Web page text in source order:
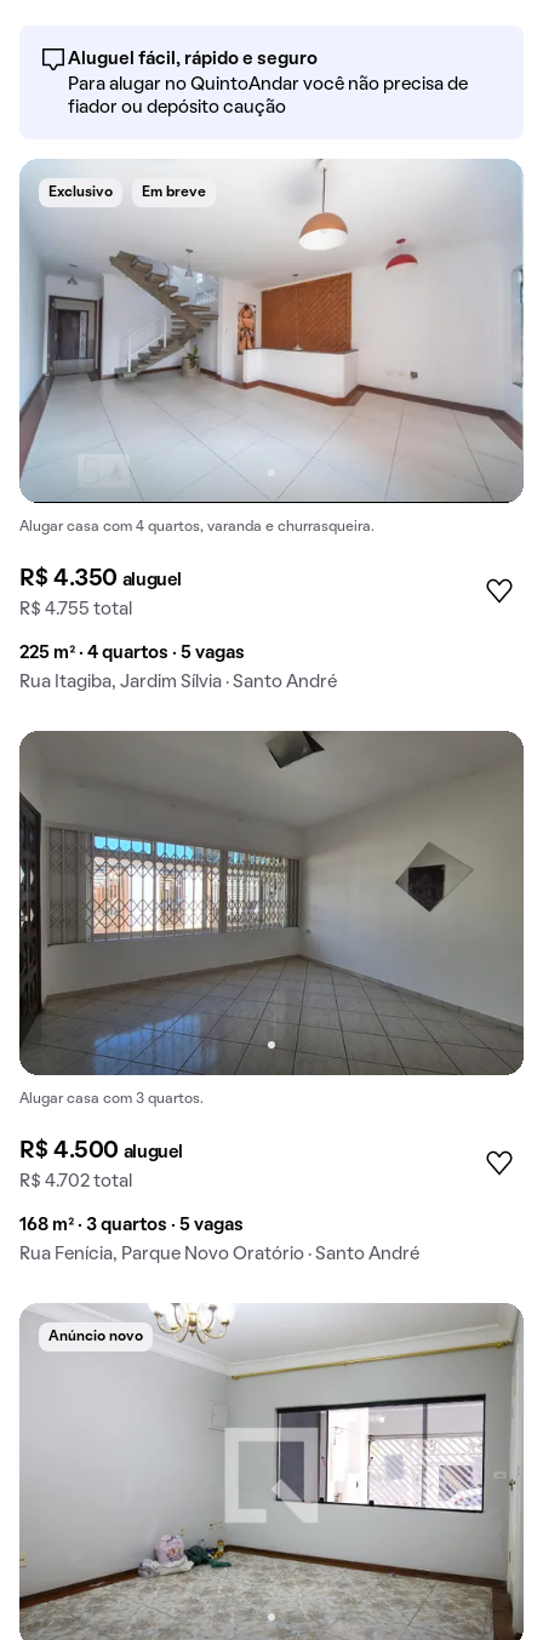
Aluguel fácil, rápido e seguro
Para alugar no QuintoAndar você não precisa de
fiador ou depósito caução
Exclusivo Em breve
Alugar casa com 4 quartos, varanda e churrasqueira.
R$ 4.350 aluguel
R$ 4.755 total
225 m² · 4 quartos · 5 vagas
Rua Itagiba, Jardim Sílvia · Santo André
Alugar casa com 3 quartos.
R$ 4.500 aluguel
R$ 4.702 total
168 m² · 3 quartos · 5 vagas
Rua Fenícia, Parque Novo Oratório · Santo André
Anúncio novo